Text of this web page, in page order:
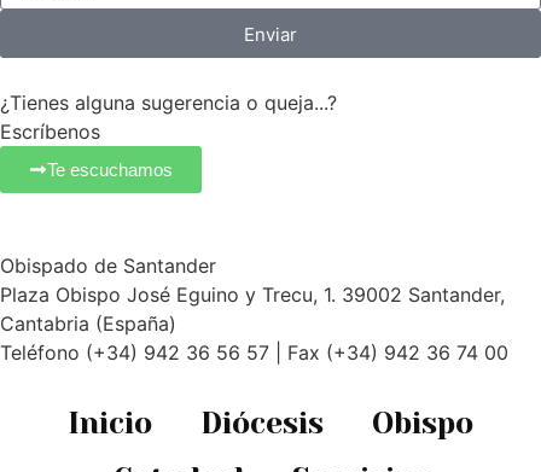
Enviar
¿Tienes alguna sugerencia o queja...?
Escríbenos
Te escuchamos
Obispado de Santander
Plaza Obispo José Eguino y Trecu, 1. 39002 Santander,
Cantabria (España)
Teléfono (+34) 942 36 56 57 | Fax (+34) 942 36 74 00
Inicio Diócesis
Obispo